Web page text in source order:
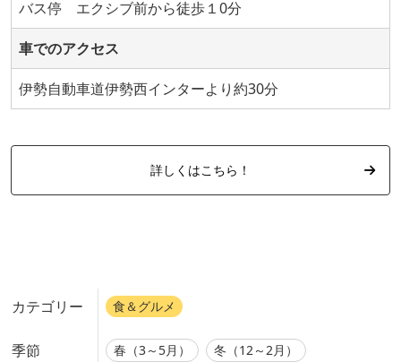
バス停 エクシブ前から徒歩１0分
車でのアクセス
伊勢自動車道伊勢西インターより約30分
詳しくはこちら！
カテゴリー 食＆グルメ
季節 春（3～5月） 冬（12～2月）